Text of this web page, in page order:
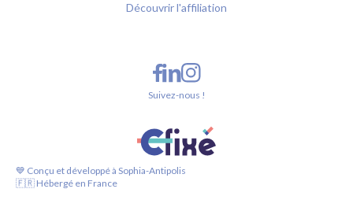
Découvrir l'affiliation
💙 Conçu et développé à Sophia-Antipolis
🇫🇷 Hébergé en France
Suivez-nous !